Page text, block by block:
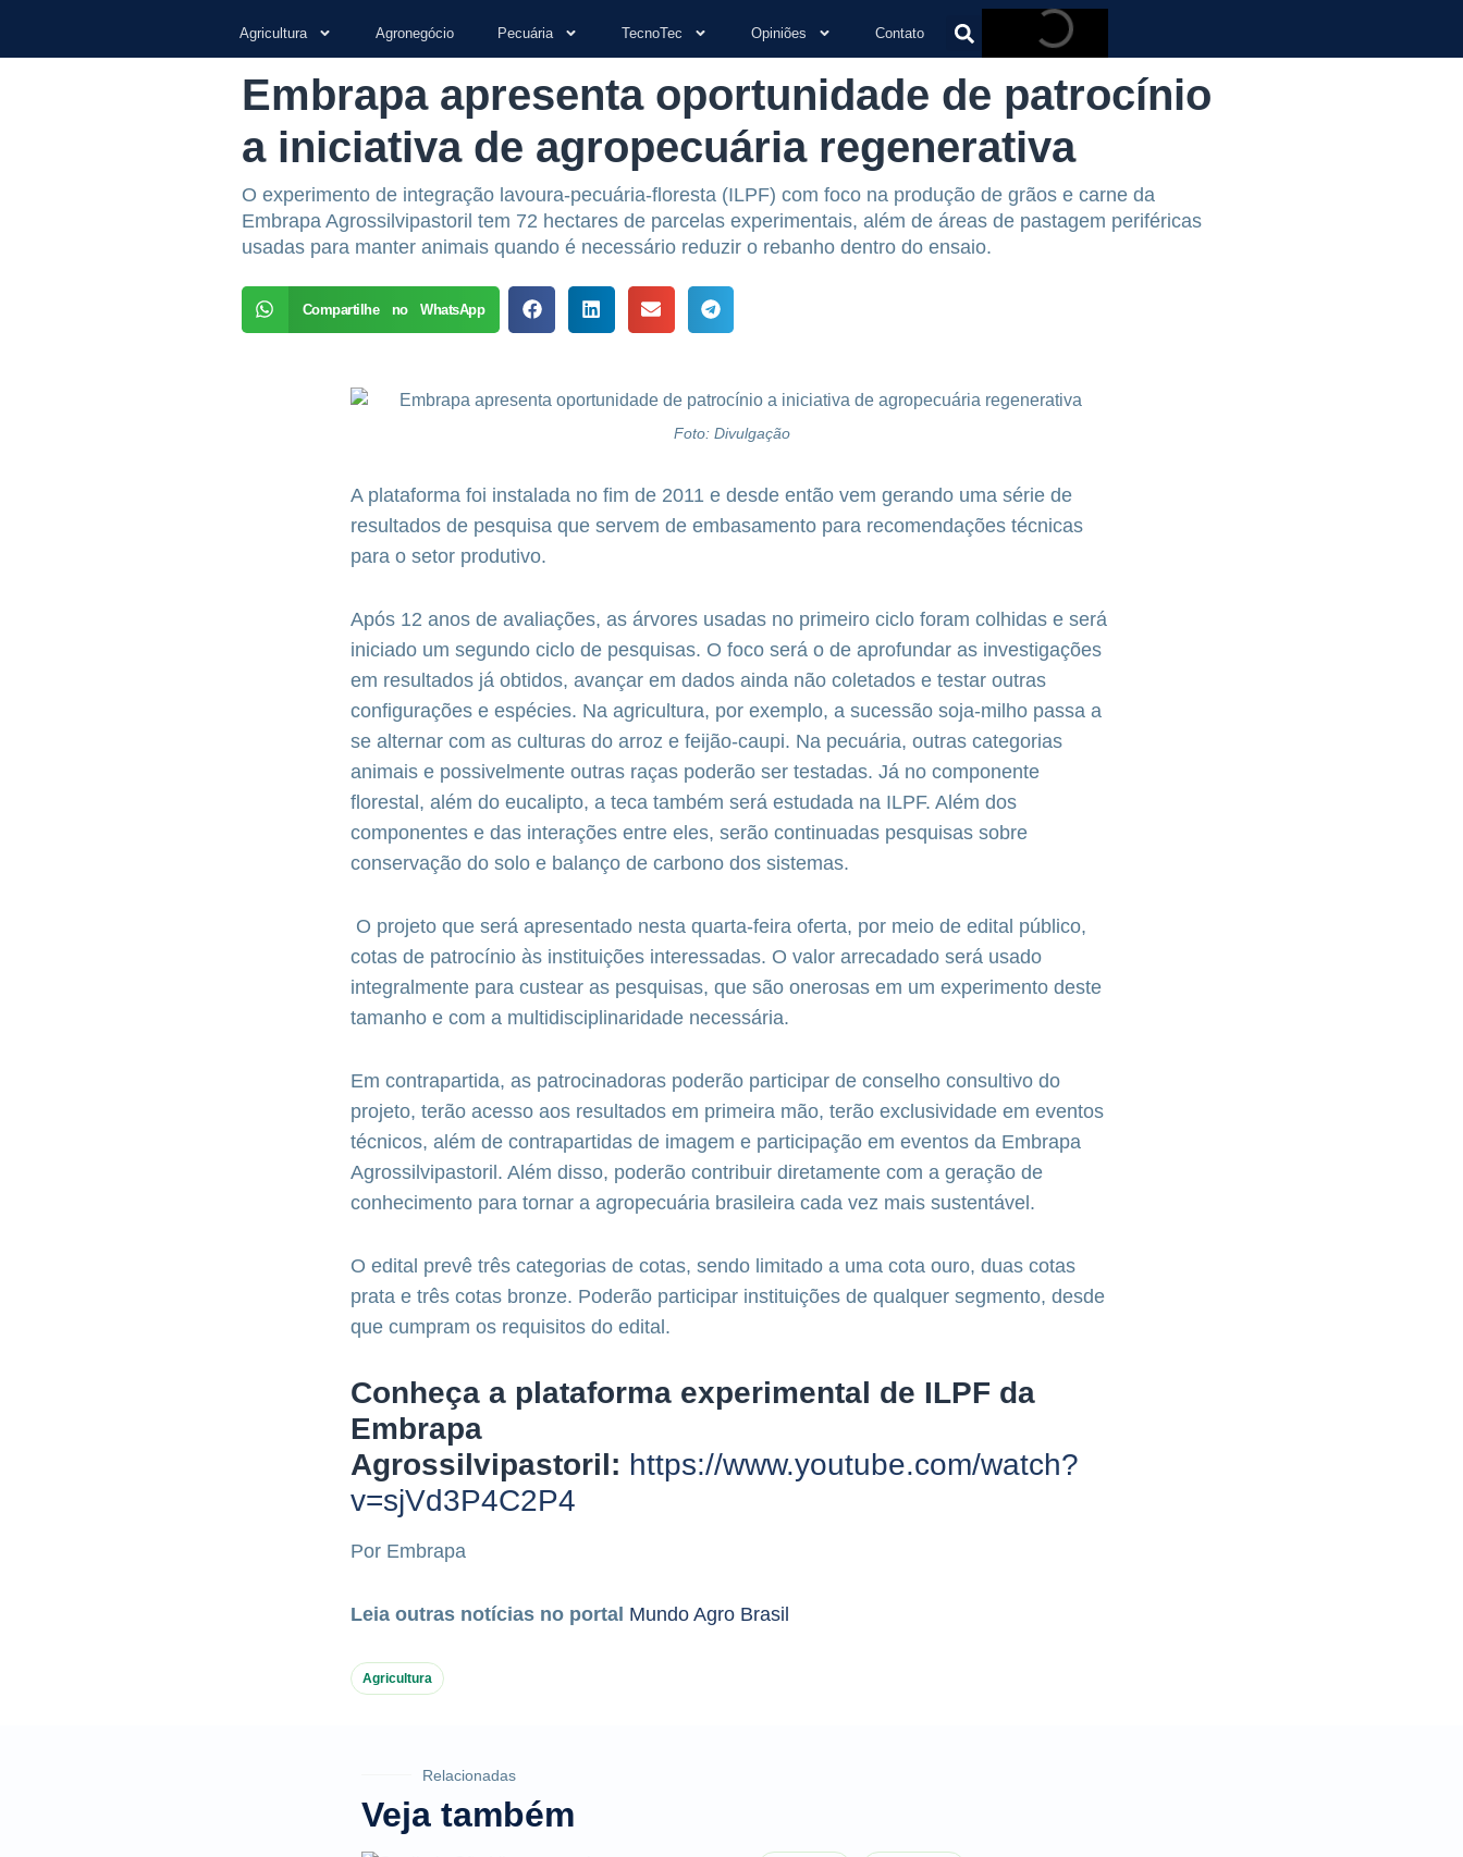
Agricultura Agronegócio Pecuária TecnoTec Opiniões Contato
Embrapa apresenta oportunidade de patrocínio
a iniciativa de agropecuária regenerativa
O experimento de integração lavoura-pecuária-floresta (ILPF) com foco na produção de grãos e carne da
Embrapa Agrossilvipastoril tem 72 hectares de parcelas experimentais, além de áreas de pastagem periféricas
usadas para manter animais quando é necessário reduzir o rebanho dentro do ensaio.
Compartilhe no WhatsApp
Foto: Divulgação
A plataforma foi instalada no fim de 2011 e desde então vem gerando uma série de
resultados de pesquisa que servem de embasamento para recomendações técnicas
para o setor produtivo.
Após 12 anos de avaliações, as árvores usadas no primeiro ciclo foram colhidas e será
iniciado um segundo ciclo de pesquisas. O foco será o de aprofundar as investigações
em resultados já obtidos, avançar em dados ainda não coletados e testar outras
configurações e espécies. Na agricultura, por exemplo, a sucessão soja-milho passa a
se alternar com as culturas do arroz e feijão-caupi. Na pecuária, outras categorias
animais e possivelmente outras raças poderão ser testadas. Já no componente
florestal, além do eucalipto, a teca também será estudada na ILPF. Além dos
componentes e das interações entre eles, serão continuadas pesquisas sobre
conservação do solo e balanço de carbono dos sistemas.
O projeto que será apresentado nesta quarta-feira oferta, por meio de edital público,
cotas de patrocínio às instituições interessadas. O valor arrecadado será usado
integralmente para custear as pesquisas, que são onerosas em um experimento deste
tamanho e com a multidisciplinaridade necessária.
Em contrapartida, as patrocinadoras poderão participar de conselho consultivo do
projeto, terão acesso aos resultados em primeira mão, terão exclusividade em eventos
técnicos, além de contrapartidas de imagem e participação em eventos da Embrapa
Agrossilvipastoril. Além disso, poderão contribuir diretamente com a geração de
conhecimento para tornar a agropecuária brasileira cada vez mais sustentável.
O edital prevê três categorias de cotas, sendo limitado a uma cota ouro, duas cotas
prata e três cotas bronze. Poderão participar instituições de qualquer segmento, desde
que cumpram os requisitos do edital.
Conheça a plataforma experimental de ILPF da
Embrapa
Agrossilvipastoril: https://www.youtube.com/watch?
v=sjVd3P4C2P4
Por Embrapa
Leia outras notícias no portal Mundo Agro Brasil
Agricultura
Relacionadas
Veja também